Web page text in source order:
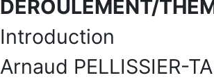
DEROULEMENT/
Introduction
Arnaud PELLISSIER-